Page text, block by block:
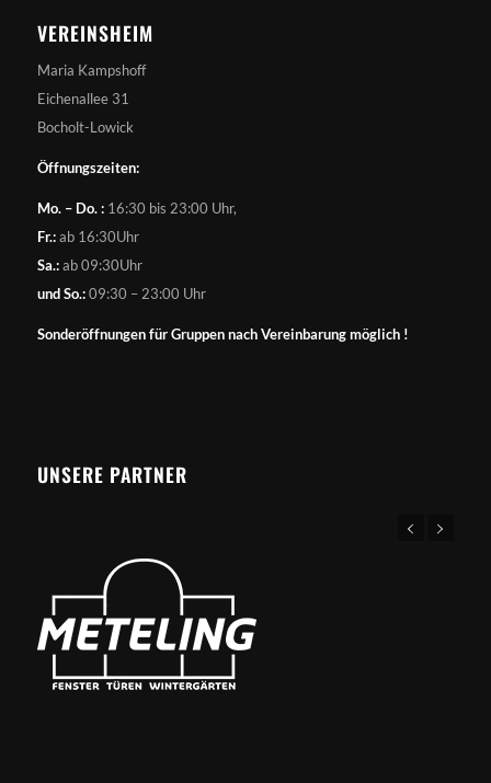
VEREINSHEIM
Maria Kampshoff
Eichenallee 31
Bocholt-Lowick
Öffnungszeiten:
Mo. – Do. :16:30 bis 23:00 Uhr,
Fr.:ab 16:30Uhr
Sa.:ab 09:30Uhr
und So.:09:30 – 23:00 Uhr
Sonderöffnungen für Gruppen nach Vereinbarung möglich !
UNSERE PARTNER